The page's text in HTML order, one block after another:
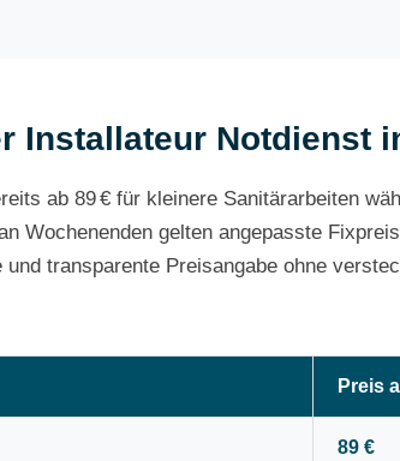
Installateur Notdienst
ab 89 € für kleinere Sanitärarbeiten
Wochenenden gelten angepasste
transparente Preisangabe ohne
Preis
89 €